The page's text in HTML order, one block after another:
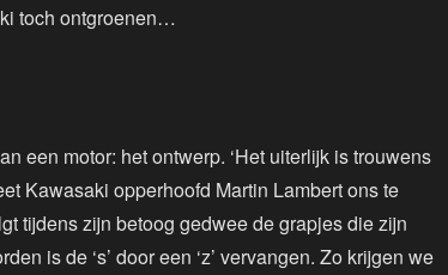
toch ontgroenen…
een motor: het ontwerp. ‘Het uiterlijk is trouwens
Kawasaki opperhoofd Martin Lambert ons te
tijdens zijn betoog gedwee de grapjes die zijn
is de ‘s’ door een ‘z’ vervangen. Zo krijgen we